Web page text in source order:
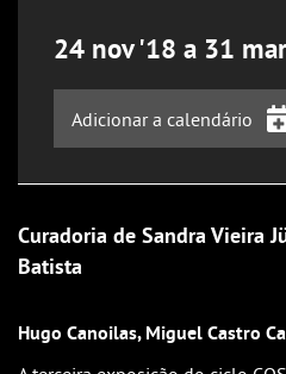
24 nov '18 a 31 mar
Adicionar a calendário
Outlook
Yahoo! Calendar
Curadoria de Sandra Vieira
Batista
Hugo Canoilas, Miguel Castro